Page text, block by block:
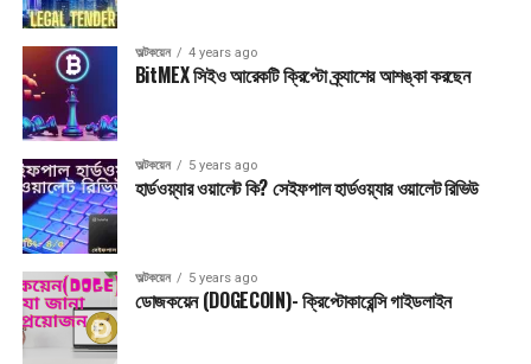
অল্টকয়েন 4 years ago
BitMEX সিইও আরেকটি ক্রিপ্টো ক্র্যাশের আশঙ্কা করছেন
অল্টকয়েন 5 years ago
হার্ডওয়্যার ওয়ালেট কি? সেইফপাল হার্ডওয়্যার ওয়ালেট রিভিউ
অল্টকয়েন 5 years ago
ডোজকয়েন (DOGECOIN)- ক্রিপ্টোকারেন্সি গাইডলাইন